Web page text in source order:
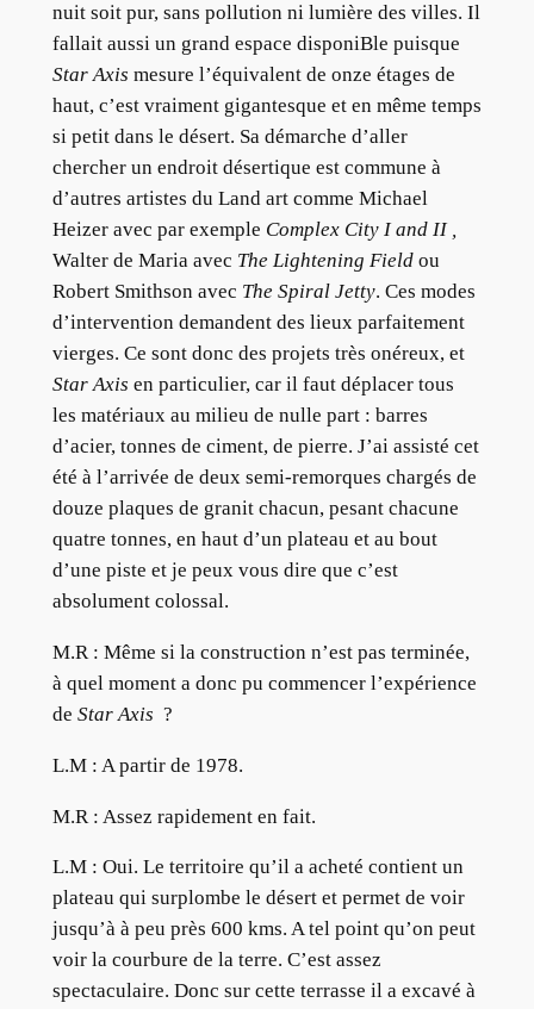
nuit soit pur, sans pollution ni lumière des villes. Il
fallait aussi un grand espace disponiBle puisque
Star Axis mesure l’équivalent de onze étages de
haut, c’est vraiment gigantesque et en même temps
si petit dans le désert. Sa démarche d’aller
chercher un endroit désertique est commune à
d’autres artistes du Land art comme Michael
Heizer avec par exemple Complex City I and II ,
Walter de Maria avec The Lightening Fieldou
Robert Smithson avec The Spiral Jetty. Ces modes
d’intervention demandent des lieux parfaitement
vierges. Ce sont donc des projets très onéreux, et
Star Axis en particulier, car il faut déplacer tous
les matériaux au milieu de nulle part : barres
d’acier, tonnes de ciment, de pierre. J’ai assisté cet
été à l’arrivée de deux semi-remorques chargés de
douze plaques de granit chacun, pesant chacune
quatre tonnes, en haut d’un plateau et au bout
d’une piste et je peux vous dire que c’est
absolument colossal.
M.R : Même si la construction n’est pas terminée,
à quel moment a donc pu commencer l’expérience
de Star Axis ?
L.M : A partir de 1978.
M.R : Assez rapidement en fait.
L.M : Oui. Le territoire qu’il a acheté contient un
plateau qui surplombe le désert et permet de voir
jusqu’à à peu près 600 kms. A tel point qu’on peut
voir la courbure de la terre. C’est assez
spectaculaire. Donc sur cette terrasse il a excavé à